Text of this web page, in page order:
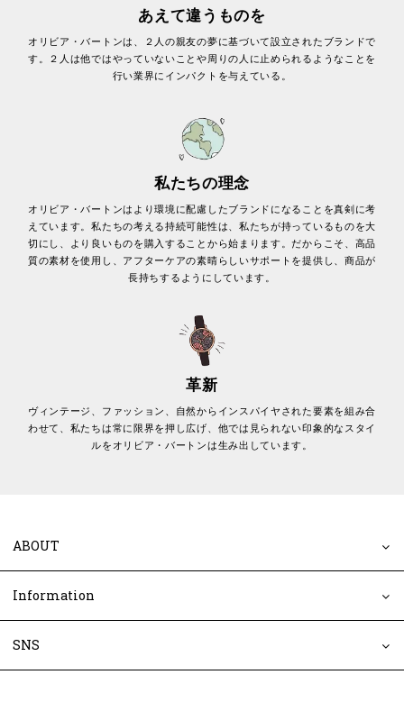
あえて違うものを
オリビア・バートンは、２人の親友の夢に基づいて設立されたブランドで
す。２人は他ではやっていないことや周りの人に止められるようなことを
行い業界にインパクトを与えている。
私たちの理念
オリビア・バートンはより環境に配慮したブランドになることを真剣に考
えています。私たちの考える持続可能性は、私たちが持っているものを大
切にし、より良いものを購入することから始まります。だからこそ、高品
質の素材を使用し、アフターケアの素晴らしいサポートを提供し、商品が
長持ちするようにしています。
革新
ヴィンテージ、ファッション、自然からインスパイヤされた要素を組み合
わせて、私たちは常に限界を押し広げ、他では見られない印象的なスタイ
ルをオリビア・バートンは生み出しています。
ABOUT
Information
SNS